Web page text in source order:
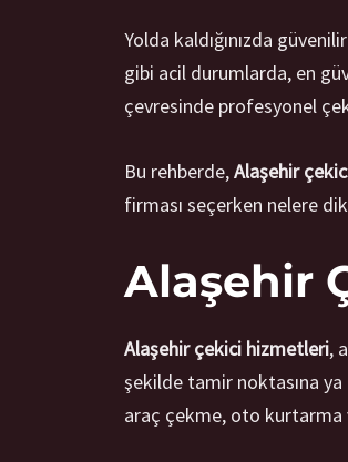
Yolda kaldığınızda
gibi acil durumlarda, en
çevresinde profesyonel
Bu rehberde,Alaşehir
firması seçerken nelere
Alaşehir
Alaşehir çekici hizmetleri,
şekilde tamir noktasına
araç çekme, oto kurtarma